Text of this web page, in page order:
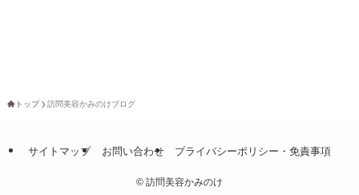
トップ 訪問美容かみのけブログ
サイトマップ お問い合わせ プライバシーポリシー・免責事項
© 訪問美容かみのけ